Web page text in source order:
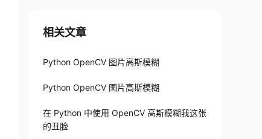
相关文章
Python OpenCV 图片高斯模糊
Python OpenCV 图片高斯模糊
在 Python 中使用 OpenCV 高斯模糊我这张
的丑脸